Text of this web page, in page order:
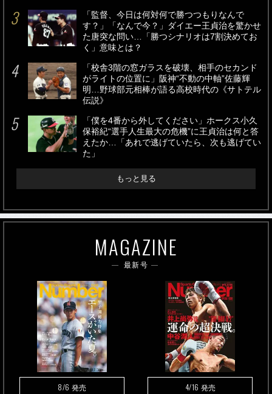
「監督、今日は何対何で勝つつもりなんで
す？」「なんで今？」ダイエー王貞治を驚かせ
た唐突な問い…「勝つシナリオは7割決めてお
く」意味とは？
「校舎3階の窓ガラスを破壊、相手のセカンド
がライトの位置に」阪神“不動の中軸”佐藤輝
明…野球部元相棒が語る高校時代の《サトテル
伝説》
「僕を4番から外してください」ホークス小久
保裕紀“選手人生最大の危機”に王貞治は何と答
えたか…「あれで逃げていたら、次も逃げてい
た」
もっと見る
MAGAZINE
最新号
8/6 発売 4/16 発売